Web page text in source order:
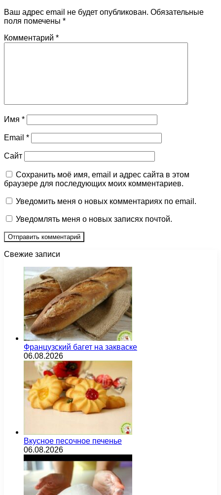
Ваш адрес email не будет опубликован. Обязательные
поля помечены *
Комментарий *
Имя *
Email *
Сайт
Сохранить моё имя, email и адрес сайта в этом
браузере для последующих моих комментариев.
Уведомить меня о новых комментариях по email.
Уведомлять меня о новых записях почтой.
Свежие записи
Французский багет на закваске
06.08.2026
Вкусное песочное печенье
06.08.2026